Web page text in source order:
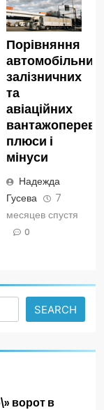
Порівняння
автомобільних,
залізничних
та
авіаційних
плюси і
мінуси
Надежда
Гусева
7
месяцев спустя
0
SEARCH
ворот в